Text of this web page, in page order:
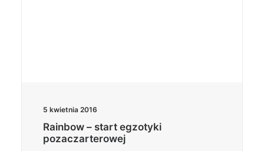
5 kwietnia 2016
Rainbow – start egzotyki
pozaczarterowej